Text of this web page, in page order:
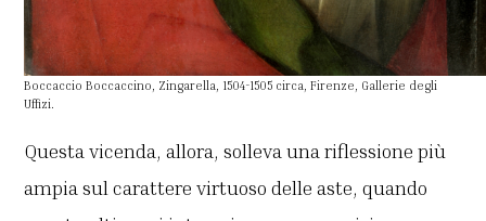
Boccaccio Boccaccino, Zingarella, 1504-1505 circa, Firenze, Gallerie degli
Uffizi.
Questa vicenda, allora, solleva una riflessione più
ampia sul carattere virtuoso delle aste, quando